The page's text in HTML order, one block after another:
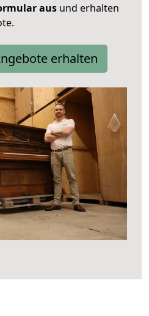
aus und erhalten
erhalten